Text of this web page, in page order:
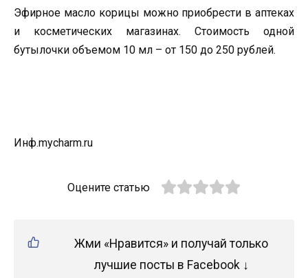
Эфирное масло корицы можно приобрести в аптеках
и косметических магазинах. Стоимость одной
бутылочки объемом 10 мл – от 150 до 250 рублей.
Инф.mycharm.ru
Оцените статью
Жми «Нравится» и получай только
лучшие посты в Facebook ↓